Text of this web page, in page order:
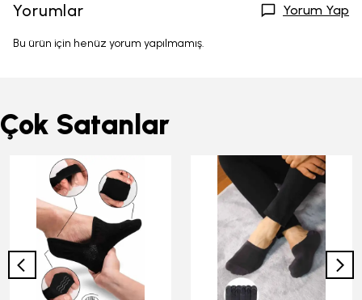
Yorumlar Yorum Yap
Bu ürün için henüz yorum yapılmamış.
Çok Satanlar